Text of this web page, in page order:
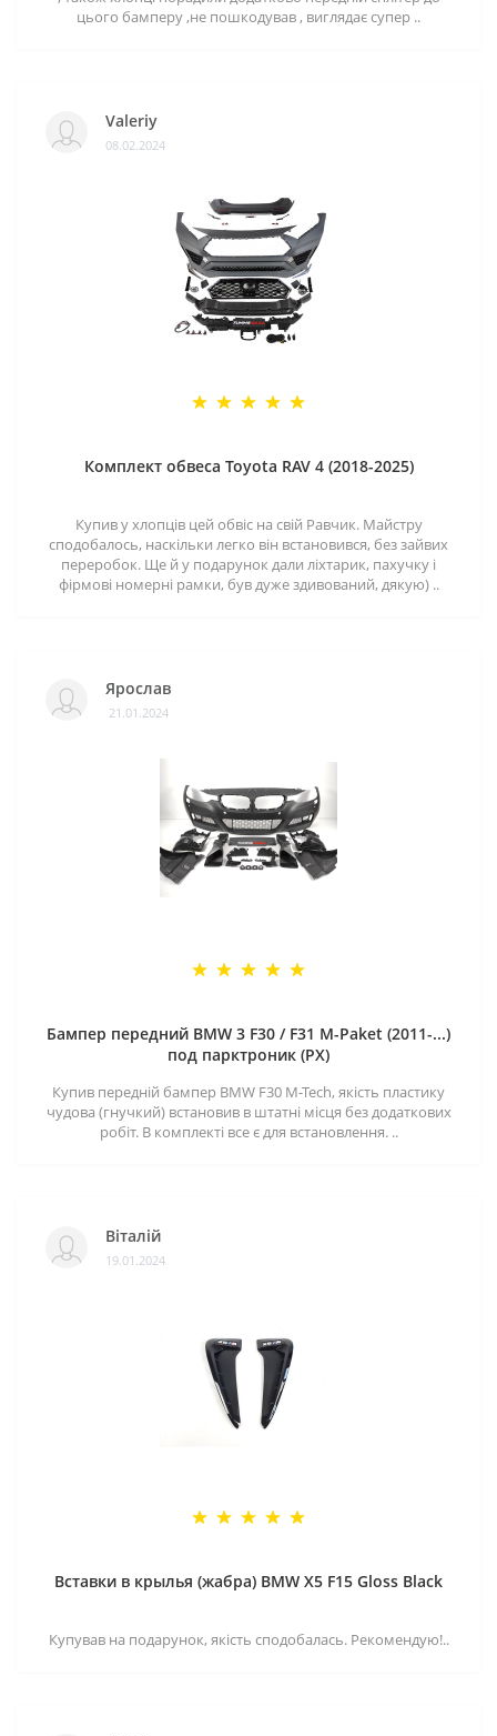
цього бамперу ,не пошкодував , виглядає супер ..
Valeriy
08.02.2024
Комплект обвеса Toyota RAV 4 (2018-2025)
Купив у хлопців цей обвіс на свій Равчик. Майстру
сподобалось, наскільки легко він встановився, без зайвих
переробок. Ще й у подарунок дали ліхтарик, пахучку і
фірмові номерні рамки, був дуже здивований, дякую) ..
Ярослав
21.01.2024
Бампер передний BMW 3 F30 / F31 M-Paket (2011-...)
под парктроник (PX)
Купив передній бампер BMW F30 M-Tech, якість пластику
чудова (гнучкий) встановив в штатні місця без додаткових
робіт. В комплекті все є для встановлення. ..
Віталій
19.01.2024
Вставки в крылья (жабра) BMW X5 F15 Gloss Black
Купував на подарунок, якість сподобалась. Рекомендую!..